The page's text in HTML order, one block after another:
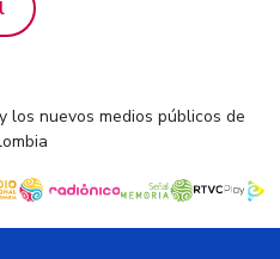
los nuevos medios públicos de